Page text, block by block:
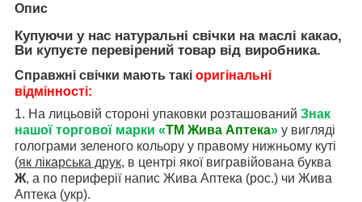
Опис
Купуючи у нас натуральні свічки на маслі какао,
Ви купуєте перевірений товар від виробника.
Справжні свічки мають такі оригінальні
відмінності:
1. На лицьовій стороні упаковки розташований Знак
нашої торгової марки «ТМ Жива Аптека» у вигляді
голограми зеленого кольору у правому нижньому куті
(як лікарська друк, в центрі якої вигравійована буква
Ж, а по периферії напис Жива Аптека (рос.) чи Жива
Аптека (укр).